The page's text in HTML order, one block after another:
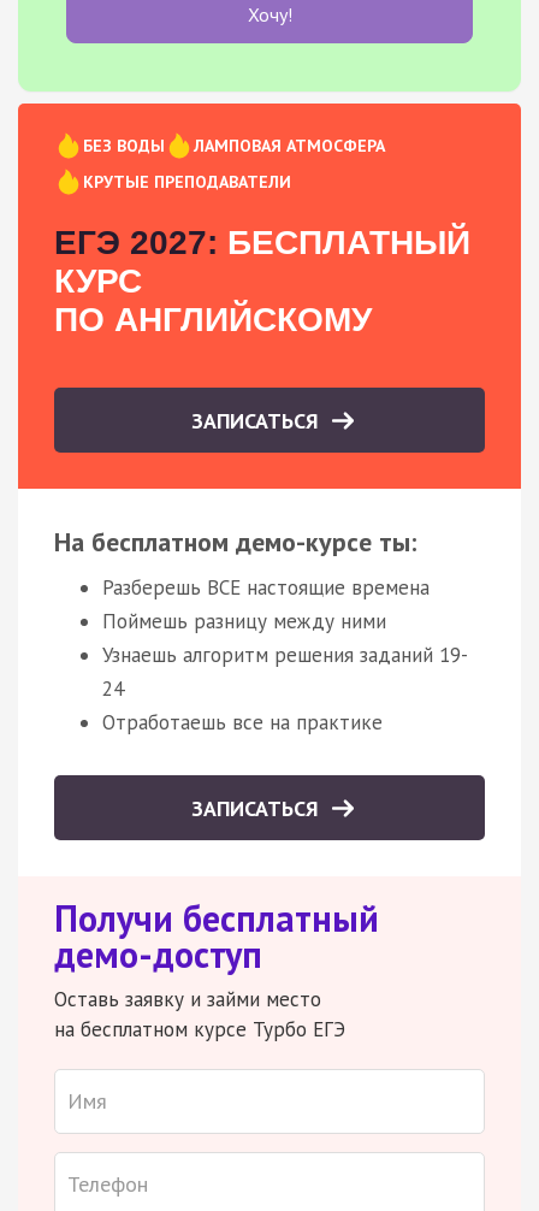
Хочу!
БЕЗ ВОДЫ
ЛАМПОВАЯ АТМОСФЕРА
КРУТЫЕ ПРЕПОДАВАТЕЛИ
ЕГЭ 2027: БЕСПЛАТНЫЙ
КУРС
ПО АНГЛИЙСКОМУ
ЗАПИСАТЬСЯ
На бесплатном демо-курсе ты:
Разберешь ВСЕ настоящие времена
Поймешь разницу между ними
Узнаешь алгоритм решения заданий 19-
24
Отработаешь все на практике
ЗАПИСАТЬСЯ
Получи бесплатный
демо-доступ
Оставь заявку и займи место
на бесплатном курсе Турбо ЕГЭ